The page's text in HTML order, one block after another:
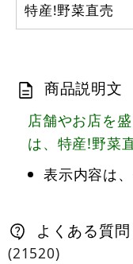
特産!野菜直売
商品説明文
店舗やお店を
は、特産!野菜
表示内容は
よくある質
(21520)